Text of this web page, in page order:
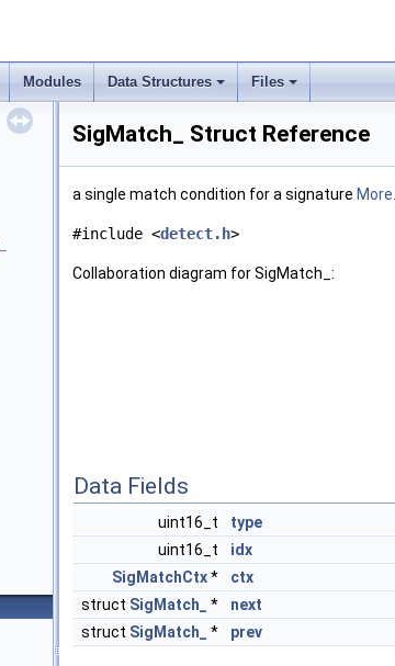
Modules Data Structures Files
SigMatch_ Struct Reference
a single match condition for a signature More...
#include <detect.h>
Collaboration diagram for SigMatch_:
Data Fields
uint16_t
type
uint16_t
idx
SigMatchCtx*
ctx
struct SigMatch_ *
next
struct SigMatch_ * prev